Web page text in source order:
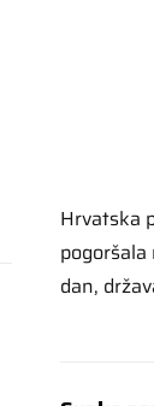
Hrvatska
dan,